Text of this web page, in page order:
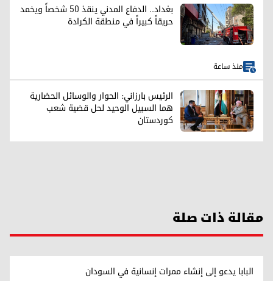
بغداد.. الدفاع المدني ينقذ 50 شخصاً ويخمد
حريقاً كبيراً في منطقة الكرادة
منذ ساعة
الرئيس بارزاني: الحوار والوسائل الحضارية
هما السبيل الوحيد لحل قضية شعب
كوردستان
مقالة ذات صلة
البابا يدعو إلى إنشاء ممرات إنسانية في السودان